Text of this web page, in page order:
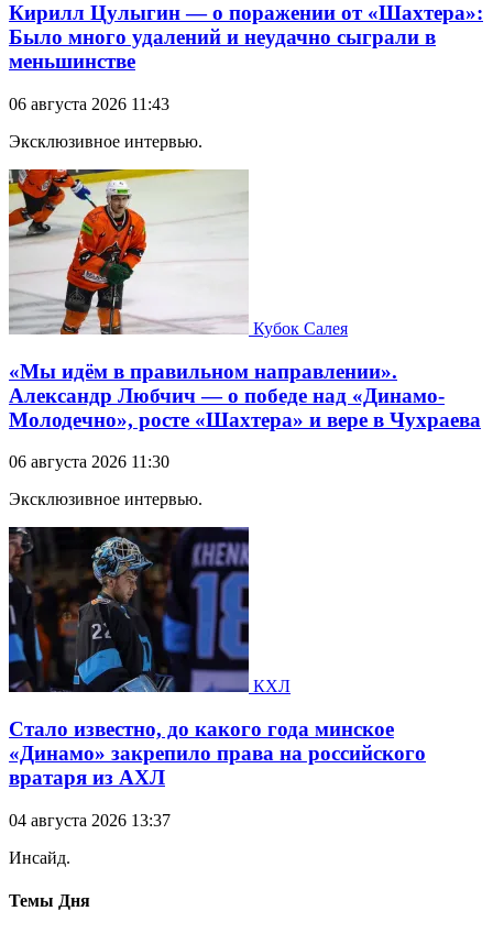
Кирилл Цулыгин — о поражении от «Шахтера»:
Было много удалений и неудачно сыграли в
меньшинстве
06 августа 2026 11:43
Эксклюзивное интервью.
Кубок Салея
«Мы идём в правильном направлении».
Александр Любчич — о победе над «Динамо-
Молодечно», росте «Шахтера» и вере в Чухраева
06 августа 2026 11:30
Эксклюзивное интервью.
КХЛ
Стало известно, до какого года минское
«Динамо» закрепило права на российского
вратаря из АХЛ
04 августа 2026 13:37
Инсайд.
Темы Дня